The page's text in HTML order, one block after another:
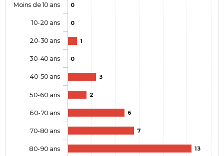
0
0
1
0
3
2
6
7
13
Moins de 10 ans
10-20 ans
20-30 ans
30-40 ans
40-50 ans
50-60 ans
60-70 ans
70-80 ans
80-90 ans